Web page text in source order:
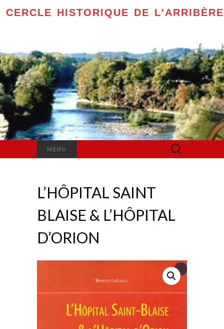
CERCLE HISTORIQUE DE L'ARRIBÈRE
MENU Rechercher :
L’HÔPITAL SAINT
BLAISE & L’HÔPITAL
D’ORION